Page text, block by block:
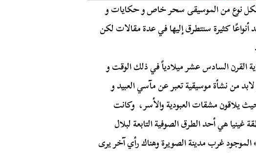
نوع من الموسيقى سحر خاص و حكايات و
أنواعًا كثيرة سنتطرق إليها في عدة مقالات لكن
القرن السادس عشر ميلادياً في ذلك الوقت و
من نشأة موسيقية تعبر عن مآسي العبيد و
يلاقون مشقات العبودية والأسر، وكانت
هي أحد الطرق الصوفية التابعة لبلال
غرب مدينة الصويرة وهناك رأي آخر يرى